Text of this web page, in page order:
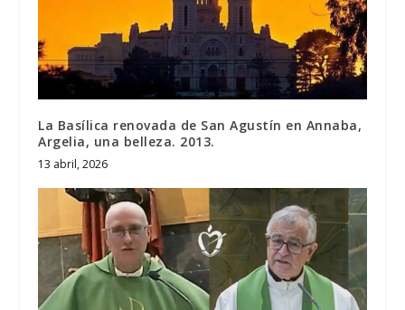
La Basílica renovada de San Agustín en Annaba,
Argelia, una belleza. 2013.
13 abril, 2026